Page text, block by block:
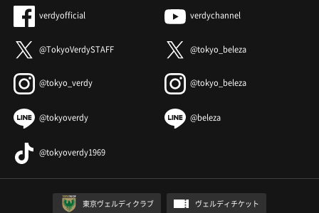
verdyofficial verdychannel
@TokyoVerdySTAFF @tokyo_beleza
@tokyo_verdy @tokyo_beleza
@tokyoverdy @beleza
@tokyoverdy1969
東京ヴェルディクラブ ヴェルディチケット